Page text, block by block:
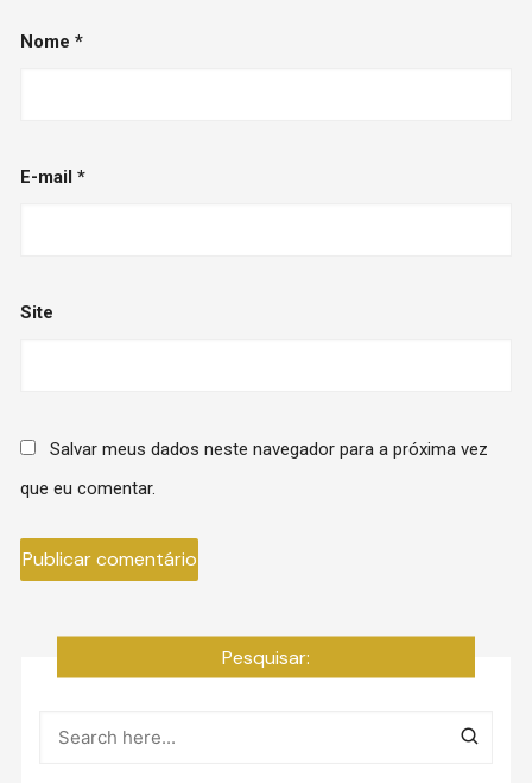
Nome*
E-mail*
Site
Salvar meus dados neste navegador para a próxima vez
que eu comentar.
Pesquisar: